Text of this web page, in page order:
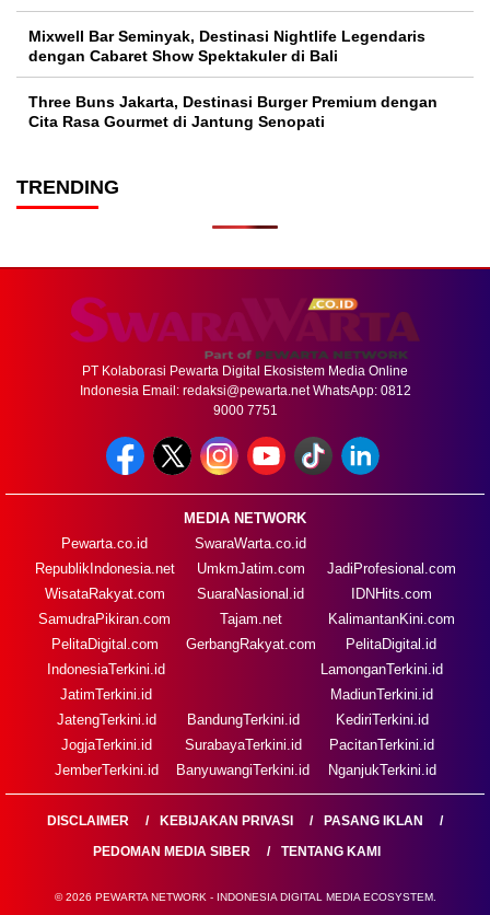
Mixwell Bar Seminyak, Destinasi Nightlife Legendaris
dengan Cabaret Show Spektakuler di Bali
Three Buns Jakarta, Destinasi Burger Premium dengan
Cita Rasa Gourmet di Jantung Senopati
TRENDING
PT Kolaborasi Pewarta Digital Ekosistem Media Online
Indonesia Email: redaksi@pewarta.netWhatsApp: 0812
9000 7751
MEDIA NETWORK
Pewarta.co.id
RepublikIndonesia.net
WisataRakyat.com
SamudraPikiran.com
PelitaDigital.com
SwaraWarta.co.id
UmkmJatim.com
SuaraNasional.id
Tajam.net
GerbangRakyat.com
JadiProfesional.com
IDNHits.com
KalimantanKini.com
PelitaDigital.id
IndonesiaTerkini.id
JatimTerkini.id
JatengTerkini.id
JogjaTerkini.id
JemberTerkini.id
BandungTerkini.id
SurabayaTerkini.id
BanyuwangiTerkini.id
LamonganTerkini.id
MadiunTerkini.id
KediriTerkini.id
PacitanTerkini.id
NganjukTerkini.id
DISCLAIMER KEBIJAKAN PRIVASI
PASANG IKLAN
PEDOMAN MEDIA SIBER
TENTANG KAMI
© 2026 PEWARTA NETWORK - INDONESIA DIGITAL MEDIA ECOSYSTEM.